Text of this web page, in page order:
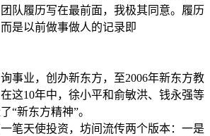
队履历写在最前面，我极其同意。履历
是以前做事做人的记录即
事业，创办新东方，至2006年新东方教
这10年中，徐小平和俞敏洪、钱永强等
“新东方精神”。
笔天使投资，坊间流传两个版本：一是